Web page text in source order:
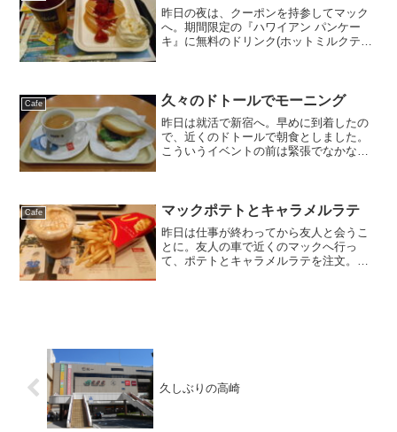
昨日の夜は、クーポンを持参してマック
へ。期間限定の『ハワイアン パンケー
キ』に無料のドリンク(ホットミルクティ
Cafe 久々のドトールでモーニング
昨日は就活で新宿へ。早めに到着したの
で、近くのドトールで朝食としました。
こういうイベントの前は緊張でなかなか
Cafe マックポテトとキャラメルラテ
昨日は仕事が終わってから友人と会うこ
とに。友人の車で近くのマックへ行っ
て、ポテトとキャラメルラテを注文。こ
久しぶりの高崎